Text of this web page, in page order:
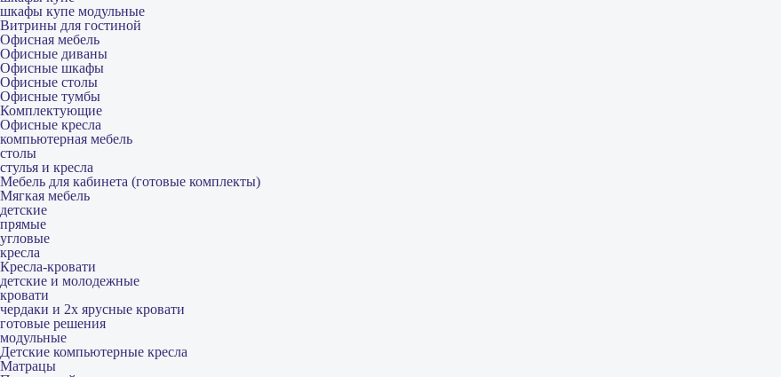
шкафы купе модульные
Витрины для гостиной
Офисная мебель
Офисные диваны
Офисные шкафы
Офисные столы
Офисные тумбы
Комплектующие
Офисные кресла
компьютерная мебель
столы
стулья и кресла
Мебель для кабинета (готовые комплекты)
Мягкая мебель
детские
прямые
угловые
кресла
Кресла-кровати
детские и молодежные
кровати
чердаки и 2х ярусные кровати
готовые решения
модульные
Детские компьютерные кресла
Матрацы